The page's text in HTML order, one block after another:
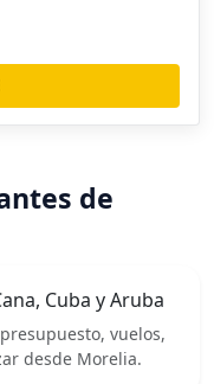
de
Cuba y Aruba
vuelos,
desde Morelia.